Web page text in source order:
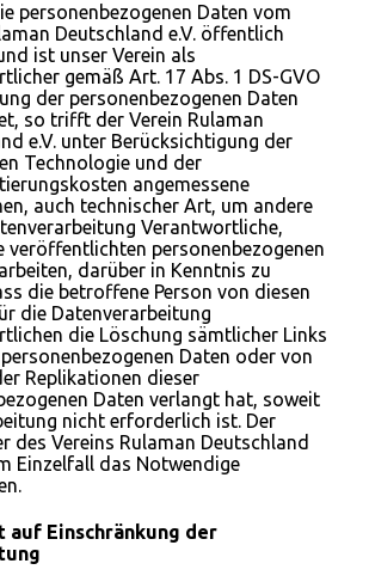
personenbezogenen Daten vom
Deutschland e.V. öffentlich
ist unser Verein als
gemäß Art. 17 Abs. 1 DS-GVO
der personenbezogenen Daten
so trifft der Verein Rulaman
e.V. unter Berücksichtigung der
Technologie und der
angemessene
auch technischer Art, um andere
Verantwortliche,
veröffentlichten personenbezogenen
darüber in Kenntnis zu
die betroffene Person von diesen
die Datenverarbeitung
die Löschung sämtlicher Links
Daten oder von
Replikationen dieser
Daten verlangt hat, soweit
nicht erforderlich ist. Der
des Vereins Rulaman Deutschland
Einzelfall das Notwendige
Einschränkung der